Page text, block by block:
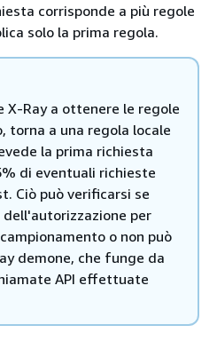
corrisponde a più regole
solo la prima regola.
X-Ray a ottenere le regole
torna a una regola locale
la prima richiesta
di eventuali richieste
Ciò può verificarsi se
per
o non può
demone, che funge da
API effettuate